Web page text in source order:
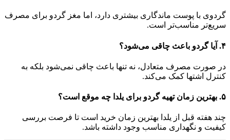
گردوی با پوست ماندگاری بیشتری دارد، اما مغز گردو برای مصرف
سریع‌تر مناسب‌تر است.
۴. آیا گردو باعث چاقی می‌شود؟
در صورت مصرف متعادل، نه تنها باعث چاقی نمی‌شود بلکه به
کنترل اشتها کمک می‌کند.
۵. بهترین زمان تهیه گردو برای یلدا چه موقع است؟
چند هفته قبل از یلدا بهترین زمان خرید است تا فرصت بررسی
کیفیت و نگهداری مناسب وجود داشته باشد.